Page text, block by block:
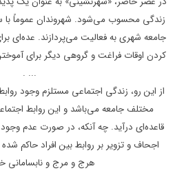
زندگی محسوب می‌شود. شهروندان عموماً با
جامعه شهری به فعالیت می‌پردازند. عده‌ای
کردن اوقات فراغت و گروهی دیگر برای
... .
از این رو، زندگی اجتماعی مستلزم وجود
مختلف جامعه می‌باشد و این روابط
قاعده‌ای درآید. چه آنکه، در صورت عدم
اجحاف و تزویر بر روابط بین افراد حاکم
هرج و مرج و نابسامانی